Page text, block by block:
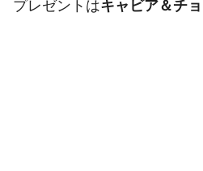
プレゼントはキャビア＆チ